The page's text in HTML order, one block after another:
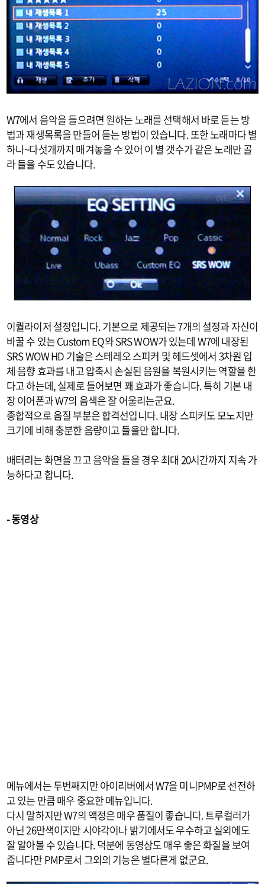
W7에서 음악을 들으려면 원하는 노래를 선택해서 바로 듣는 방
법과 재생목록을 만들어 듣는 방법이 있습니다. 또한 노래마다 별
하나~다섯개까지 매겨놓을 수 있어 이 별 갯수가 같은 노래만 골
라 들을 수도 있습니다.
이퀄라이저 설정입니다. 기본으로 제공되는 7개의 설정과 자신이
바꿀 수 있는 Custom EQ와 SRS WOW가 있는데 W7에 내장된
SRS WOW HD 기술은 스테레오 스피커 및 헤드셋에서 3차원 입
체 음향 효과를 내고 압축시 손실된 음원을 복원시키는 역할을 한
다고 하는데, 실제로 들어보면 꽤 효과가 좋습니다. 특히 기본 내
장 이어폰과 W7의 음색은 잘 어울리는군요.
종합적으로 음질 부분은 합격선입니다. 내장 스피커도 모노지만
크기에 비해 충분한 음량이고 들을만 합니다.
배터리는 화면을 끄고 음악을 들을 경우 최대 20시간까지 지속 가
능하다고 합니다.
- 동영상
메뉴에서는 두번째지만 아이리버에서 W7을 미니PMP로 선전하
고 있는 만큼 매우 중요한 메뉴입니다.
다시 말하지만 W7의 액정은 매우 품질이 좋습니다. 트루컬러가
아닌 26만색이지만 시야각이나 밝기에서도 우수하고 실외에도
잘 알아볼 수 있습니다. 덕분에 동영상도 매우 좋은 화질을 보여
줍니다만 PMP로서 그외의 기능은 별다른게 없군요.